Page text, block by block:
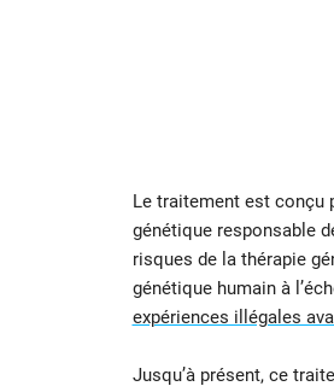
Le traitement est conçu
génétique responsable
risques de la thérapie
génétique humain à
expériences illégales
Jusqu’à présent, ce